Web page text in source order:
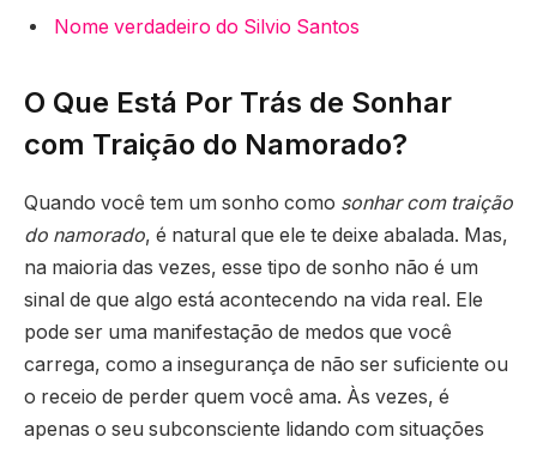
Nome verdadeiro do Silvio Santos
O Que Está Por Trás de Sonhar
com Traição do Namorado?
Quando você tem um sonho como sonhar com traição
do namorado, é natural que ele te deixe abalada. Mas,
na maioria das vezes, esse tipo de sonho não é um
sinal de que algo está acontecendo na vida real. Ele
pode ser uma manifestação de medos que você
carrega, como a insegurança de não ser suficiente ou
o receio de perder quem você ama. Às vezes, é
apenas o seu subconsciente lidando com situações